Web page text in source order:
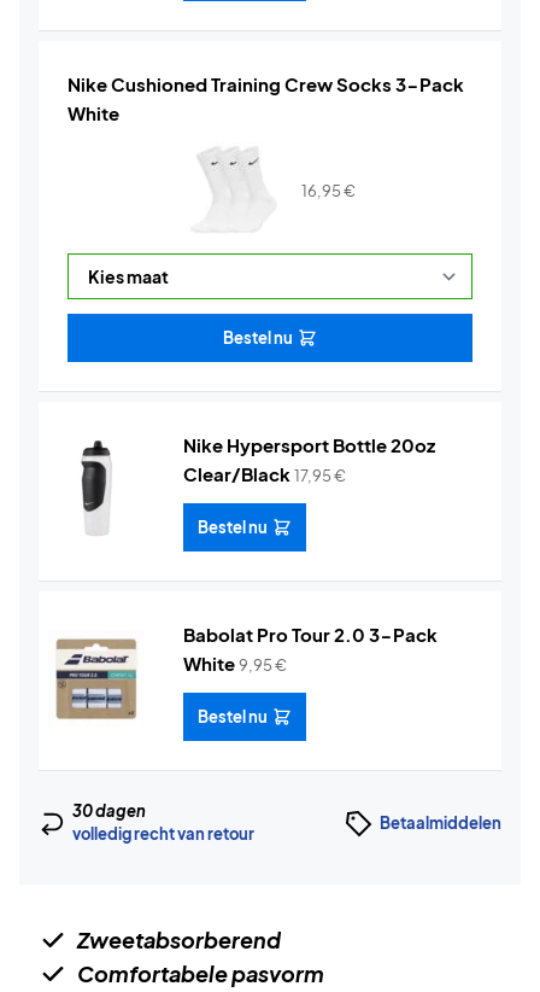
Nike Cushioned Training Crew Socks 3-Pack
White
16,95€
Bestel nu
Nike Hypersport Bottle 20oz
Clear/Black17,95€
Bestel nu
Babolat Pro Tour 2.0 3-Pack
White9,95€
Bestel nu
30 dagen
volledig recht van retour
Betaalmiddelen
Zweetabsorberend
Comfortabele pasvorm